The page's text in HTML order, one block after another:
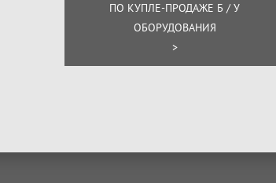
ПО КУПЛЕ-ПРОДАЖЕ Б / У
ОБОРУДОВАНИЯ
>